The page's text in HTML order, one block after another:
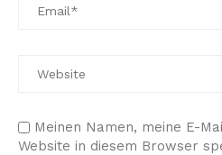
Meinen Namen, meine E-
Website in diesem Browser